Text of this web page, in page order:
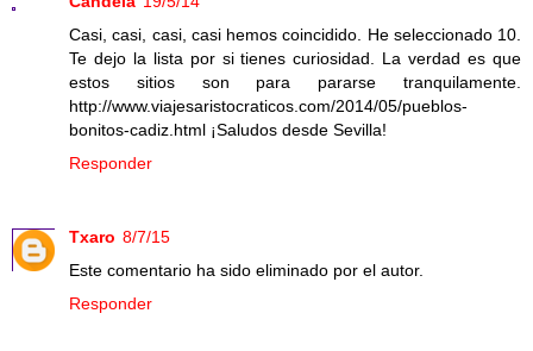
Casi, casi, casi, casi hemos coincidido. He seleccionado 10.
Te dejo la lista por si tienes curiosidad. La verdad es que
estos sitios son para pararse tranquilamente.
http://www.viajesaristocraticos.com/2014/05/pueblos-
bonitos-cadiz.html ¡Saludos desde Sevilla!
Responder
Txaro 8/7/15
Este comentario ha sido eliminado por el autor.
Responder